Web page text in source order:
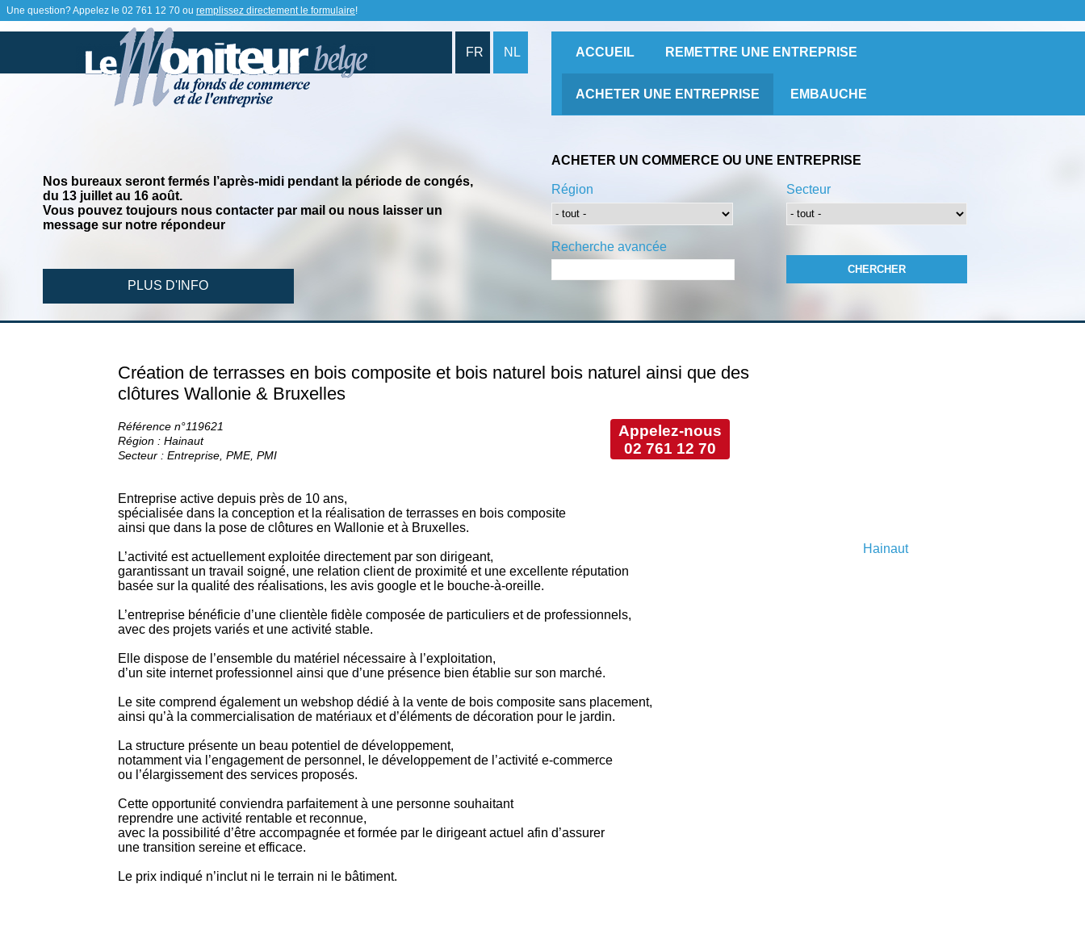
Une question? Appelez le 02 761 12 70 ou remplissez directement le formulaire!
FR NL ACCUEIL REMETTRE UNE ENTREPRISE
ACHETER UNE ENTREPRISE EMBAUCHE
Nos bureaux seront fermés l’après-midi pendant la période de congés,
du 13 juillet au 16 août.
Vous pouvez toujours nous contacter par mail ou nous laisser un
message sur notre répondeur
PLUS D'INFO
ACHETER UN COMMERCE OU UNE ENTREPRISE
Région
Recherche avancée
Secteur
Création de terrasses en bois composite et bois naturel bois naturel ainsi que des
clôtures Wallonie & Bruxelles
Appelez-nous
02 761 12 70
Référence n°119621
Région : Hainaut
Secteur : Entreprise, PME, PMI
Entreprise active depuis près de 10 ans,
spécialisée dans la conception et la réalisation de terrasses en bois composite
ainsi que dans la pose de clôtures en Wallonie et à Bruxelles.
L’activité est actuellement exploitée directement par son dirigeant,
garantissant un travail soigné, une relation client de proximité et une excellente réputation
basée sur la qualité des réalisations, les avis google et le bouche-à-oreille.
L’entreprise bénéficie d’une clientèle fidèle composée de particuliers et de professionnels,
avec des projets variés et une activité stable.
Elle dispose de l’ensemble du matériel nécessaire à l’exploitation,
d’un site internet professionnel ainsi que d’une présence bien établie sur son marché.
Le site comprend également un webshop dédié à la vente de bois composite sans placement,
ainsi qu’à la commercialisation de matériaux et d’éléments de décoration pour le jardin.
La structure présente un beau potentiel de développement,
notamment via l’engagement de personnel, le développement de l’activité e-commerce
ou l’élargissement des services proposés.
Cette opportunité conviendra parfaitement à une personne souhaitant
reprendre une activité rentable et reconnue,
avec la possibilité d’être accompagnée et formée par le dirigeant actuel afin d’assurer
une transition sereine et efficace.
Le prix indiqué n’inclut ni le terrain ni le bâtiment.
Hainaut